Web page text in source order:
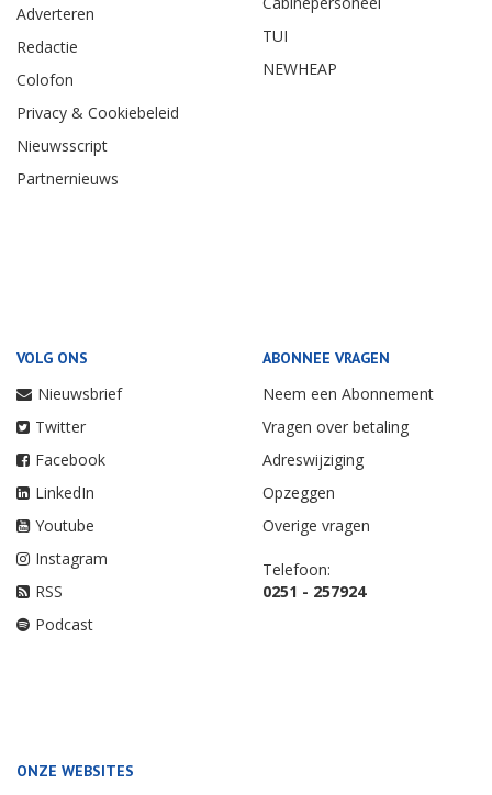
Adverteren
Redactie
Colofon
Privacy & Cookiebeleid
Nieuwsscript
Partnernieuws
TUI
NEWHEAP
VOLG ONS
Nieuwsbrief
Twitter
Facebook
LinkedIn
Youtube
Instagram
RSS
Podcast
ABONNEE VRAGEN
Neem een Abonnement
Vragen over betaling
Adreswijziging
Opzeggen
Overige vragen
Telefoon:
0251 - 257924
ONZE WEBSITES